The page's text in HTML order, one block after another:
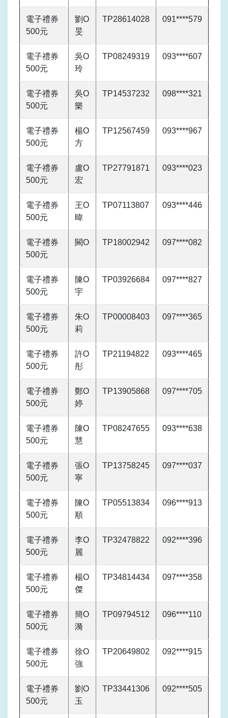
電子禮券
500元
劉O
旻
TP28614028 091****579
電子禮券
500元
吳O
玲
TP08249319 093****607
電子禮券
500元
吳O
樂
TP14537232 098****321
電子禮券
500元
楊O
方
TP12567459 093****967
電子禮券
500元
盧O
宏
TP27791871 093****023
電子禮券
500元
王O
暐
TP07113807 093****446
電子禮券
500元
闕O TP18002942 097****082
電子禮券
500元
陳O
宇
TP03926684 097****827
電子禮券
500元
朱O
莉
TP00008403 097****365
電子禮券
500元
許O
彤
TP21194822 093****465
電子禮券
500元
鄭O
婷
TP13905868 097****705
電子禮券
500元
陳O
慧
TP08247655 093****638
電子禮券
500元
張O
寧
TP13758245 097****037
電子禮券
500元
陳O
順
TP05513834 096****913
電子禮券
500元
李O
麗
TP32478822 092****396
電子禮券
500元
楊O
傑
TP34814434 097****358
電子禮券
500元
簡O
漪
TP09794512 096****110
電子禮券
500元
徐O
強
TP20649802 092****915
電子禮券
500元
劉O
玉
TP33441306 092****505